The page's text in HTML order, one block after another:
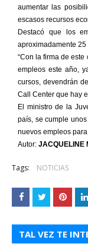
aumentar las
escasos recursos
Destacó que los
aproximadamente
“Con la firma de
empleos este año,
cursos, devendrán
Call Center que hay
El ministro de la
país, se cumple
nuevos empleos
Autor: JACQUELINE
Tags: NOTICIAS
TAL VEZ TE